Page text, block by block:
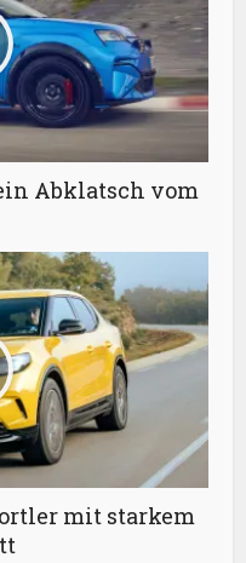
Abklatsch vom
mit starkem